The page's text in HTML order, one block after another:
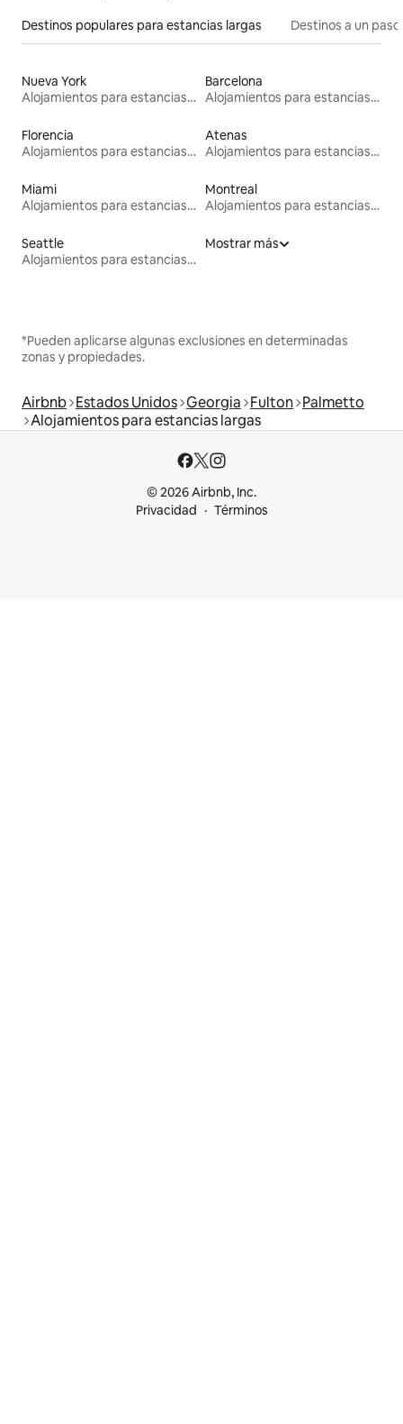
Destinos populares para estancias largas Destinos a un
Nueva York
Alojamientos para estancias largas
Barcelona
Alojamientos para estancias largas
Florencia
Alojamientos para estancias largas
Atenas
Alojamientos para estancias largas
Miami
Alojamientos para estancias largas
Montreal
Alojamientos para estancias largas
Seattle
Alojamientos para estancias largas
Mostrar más
*Pueden aplicarse algunas exclusiones en determinadas
zonas y propiedades.
Airbnb Estados Unidos Georgia Fulton Palmetto
Alojamientos para estancias largas
© 2026 Airbnb, Inc.
Privacidad
Términos